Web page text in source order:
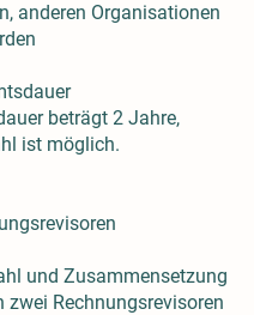
anderen Organisationen
beträgt 2 Jahre,
ist möglich.
und Zusammensetzung
zwei Rechnungsrevisoren